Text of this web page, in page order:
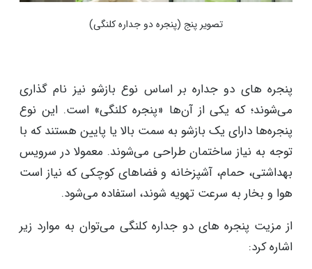
تصویر پنج (پنجره دو جداره کلنگی)
پنجره های دو جداره بر اساس نوع بازشو نیز نام ‌گذاری
می‌شوند؛ که یکی از آن‌ها «پنجره کلنگی» است. این نوع
پنجره‌ها دارای یک بازشو به سمت بالا یا پایین هستند که با
توجه به نیاز ساختمان طراحی می‌شوند. معمولا در سرویس
بهداشتی، حمام، آشپزخانه و فضاهای کوچکی که نیاز است
هوا و بخار به سرعت تهویه شوند، استفاده می‌شود.
از مزیت پنجره های دو جداره کلنگی می‌توان به موارد زیر
اشاره کرد: